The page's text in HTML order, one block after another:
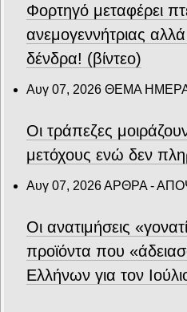
Φορτηγό μεταφέρει
ανεμογεννήτριας
δένδρα! (βίντεο)
Αυγ 07, 2026 ΘΕΜΑ
Οι τράπεζες
μετόχους ενώ δεν
Αυγ 07, 2026ΑΡΘΡΑ -
Οι ανατιμήσεις
προϊόντα που
Ελλήνων για τον